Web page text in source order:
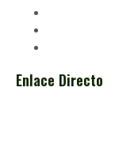
Enlace Directo